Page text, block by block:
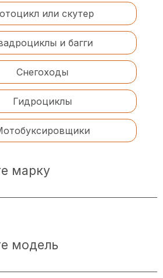
или скутер
и багги
Снегоходы
Гидроциклы
марку
модель